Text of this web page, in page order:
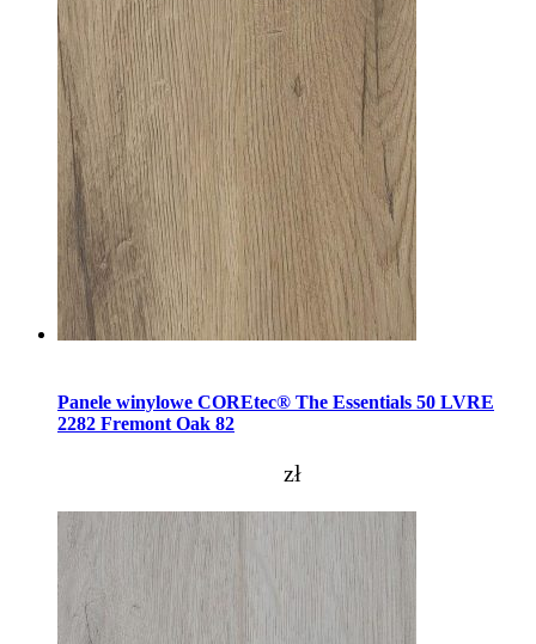
Panele winylowe COREtec® The Essentials 50 LVRE
2282 Fremont Oak 82
zł